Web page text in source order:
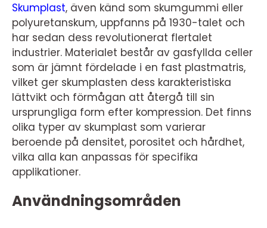
Skumplast, även känd som skumgummi eller
polyuretanskum, uppfanns på 1930-talet och
har sedan dess revolutionerat flertalet
industrier. Materialet består av gasfyllda celler
som är jämnt fördelade i en fast plastmatris,
vilket ger skumplasten dess karakteristiska
lättvikt och förmågan att återgå till sin
ursprungliga form efter kompression. Det finns
olika typer av skumplast som varierar
beroende på densitet, porositet och hårdhet,
vilka alla kan anpassas för specifika
applikationer.
Användningsområden